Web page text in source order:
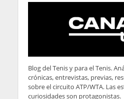
Blog del Tenis y para el Tenis.
crónicas, entrevistas, previas,
sobre el circuito ATP/WTA. Las
curiosidades son protagonistas.